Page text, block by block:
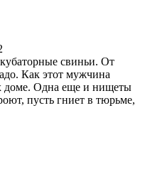
свиньи. От
Как этот мужчина
доме. Одна еще и нищеты
пусть гниет в тюрьме,